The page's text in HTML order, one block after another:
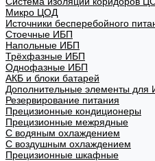
Микро ЦОД
Источники бесперебойного
Стоечные ИБП
Напольные ИБП
Трёхфазные ИБП
Однофазные ИБП
АКБ и блоки батарей
Дополнительные элементы для
Резервирование питания
Прецизионные кондиционеры
Прецизионные межрядные
С водяным охлаждением
С воздушным охлаждением
Прецизионные шкафные